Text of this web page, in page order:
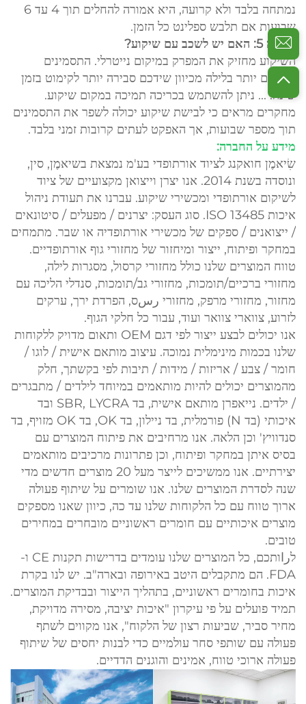
נמתחה בלבד ולא קרועה, היא אמורה להחלים תוך 4 עד 6
שבועות אם תלבש ספלינט כל הזמן.
שאלה 5: האם יש לשכב עם שיקוע?
השיקוע מחזיק את המפרק במיקום נייטרלי. התסמינים
חמורים יותר בלילה מכיוון שידכם סבירה יותר לקימוט בזמן
שינה. ... ניתן להשתמש בכריכה תמיכה במקום שיקוע.
מחקרים מראים כי לבישת שיקוע יכולה לשפר את התסמינים
תוך מספר שבועות, אך האפקט לעתים קרובות זמני בלבד.
מידע על החברה:
שִׂיאמֶן חואקנג לציוד אורתופדי בע'מ נמצאת בשיאמֶן, סין,
ונוסדה בשנת 2014. אנו יצרן וייצואן מקצועיים של ציוד
לשיקום אורתופדי ומכשירי שיקוע. עברנו את תעודת ניהול
איכות ISO 13485. סוג העסק: יצרנים / מפעלים / סיטונאים
/ ייצואנים / ספקים של מכשירי אורתופדיה או שבר. מתמחים
במחקר ופיתוח, ייצור ומיחזור של מחזורי גוף אורתופדיים.
טווח המוצרים שלנו כולל מחזורי קרסול, מסגרות לילה,
מחזורי ברכיים/תומכות, מחזורי גב/תומכות, סנדלי הליכה עם
מחזור, מחזורי מרפק, מחזורי رسס, הפרדת ירך, ערקים
לזרוע, צווארי צוואר ועוד, עבור כל חלקי הגוף.
אנו יכולים לבצע ייצור לפי דגם OEM ותאום מדויק ללקוחות
שלנו בכמות מינימלית נמוכה. עיצוב מותאם אישית / לוגו /
חומר / צבע / אריזות / מידות / תיבות לפי בקשתך, חלק
מהמוצרים יכולים להיות מותאמים במיוחד לילדים / מתבגרים
/ ילדים. נייאפרן מותאם אישית, בד SBR, LYCRA ובד
איכותי (בד N) פורמלית, בד ניילון, בד OK, בד OK מזויף, בד
סנדוויץ' וכן הלאה. אנו מרחיבים את פיתוח המוצרים עם
בסיס איתן במחקר ופיתוח, וכן פתרונות מרכיבים מותאמים
יצירתיים. אנו ממשיכים לייצר מעל 20 מוצרים חדשים מדי
שנה לסדרת המוצרים שלנו. אנו שומרים על שיתוף פעולה
ארוך טווח עם כל הלקוחות שלנו עד כה, כיוון שאנו מספקים
מוצרים איכותיים עם חומרים ראשוניים מובחרים במחירים
טובים.
לراותכם, כל המוצרים שלנו עומדים בדרישות תקנות CE ו-
FDA. הם מתקבלים היטב באירופה ובארה"ב. יש לנו בקרת
איכות בחומרים ראשוניים, בתהליך הייצור ובבדיקת המוצרים.
תמיד פועלים על פי עיקרון "איכות יציבה, מסירה מדויקת,
מחיר סביר, שביעות רצון של הלקוח", אנו מקווים לשתף
פעולה עם שותפי סחר עולמיים כדי לבנות יחסים של שיתוף
פעולה ארוכי טווח, אמינים והוגנים הדדיים.